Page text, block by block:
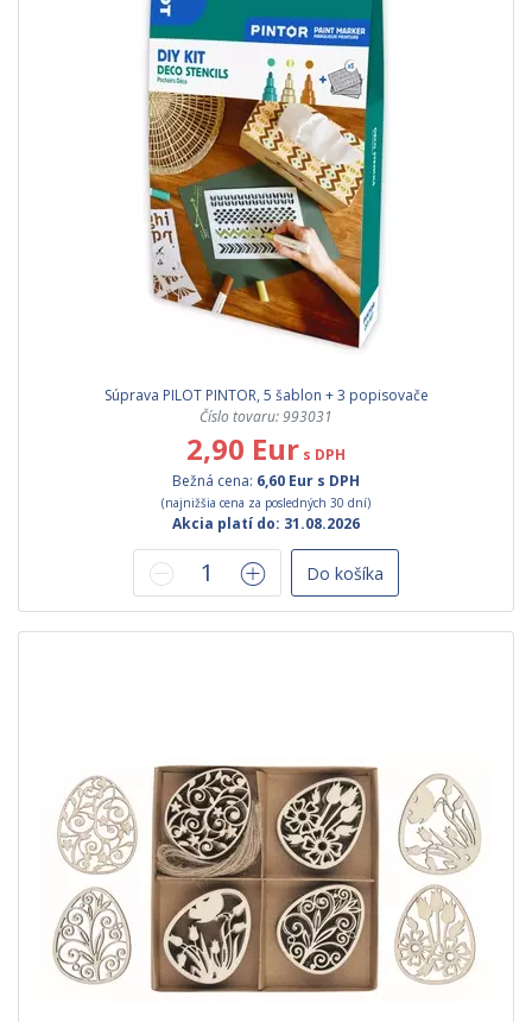
Súprava PILOT PINTOR, 5 šablon + 3 popisovače
Číslo tovaru: 993031
2,90 Eur s DPH
Bežná cena: 6,60 Eur s DPH
(najnižšia cena za posledných 30 dní)
Akcia platí do: 31.08.2026
Do košíka